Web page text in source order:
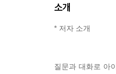
소개
* 저자 소개
질문과 대화로 아